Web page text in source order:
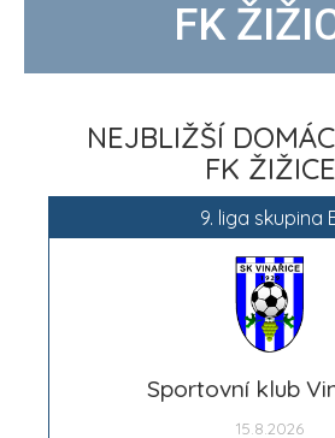
FK
NEJBLIŽŠÍ
FK ŽIŽICE
9. liga skupina
Sportovní klub
15.8.2026